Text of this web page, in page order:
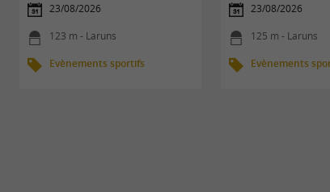
23/08/2026
123 m - Laruns
Evènements sportifs
23/08/2026
125 m - Laruns
Evènements